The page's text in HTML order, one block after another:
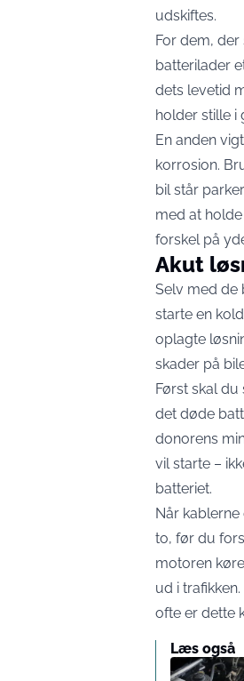
udskiftes.
For dem,
batterilader
dets levetid
holder stille i
En anden
korrosion.
bil står
med at
forskel på
Akut
Selv med de
starte en
oplagte
skader på
Først skal
det døde
donorens
vil starte –
batteriet.
Når
to, før du
motoren
ud i
ofte er dette
Læs også